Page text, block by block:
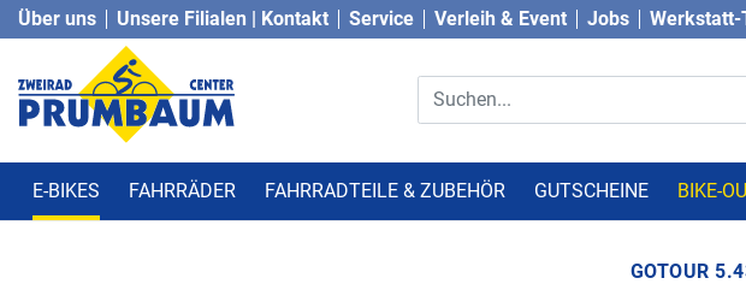
Über uns Unsere Filialen | Kontakt Service Verleih & Event Jobs Werkstatt-
E-BIKES FAHRRÄDER FAHRRADTEILE & ZUBEHÖR GUTSCHEINE BIKE-
GOTOUR